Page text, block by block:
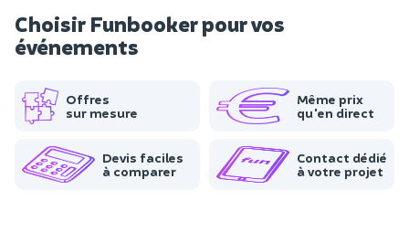
Choisir Funbooker pour vos
événements
Offres
sur mesure
Même prix
qu'en direct
Devis faciles
à comparer
Contact dédié
à votre projet